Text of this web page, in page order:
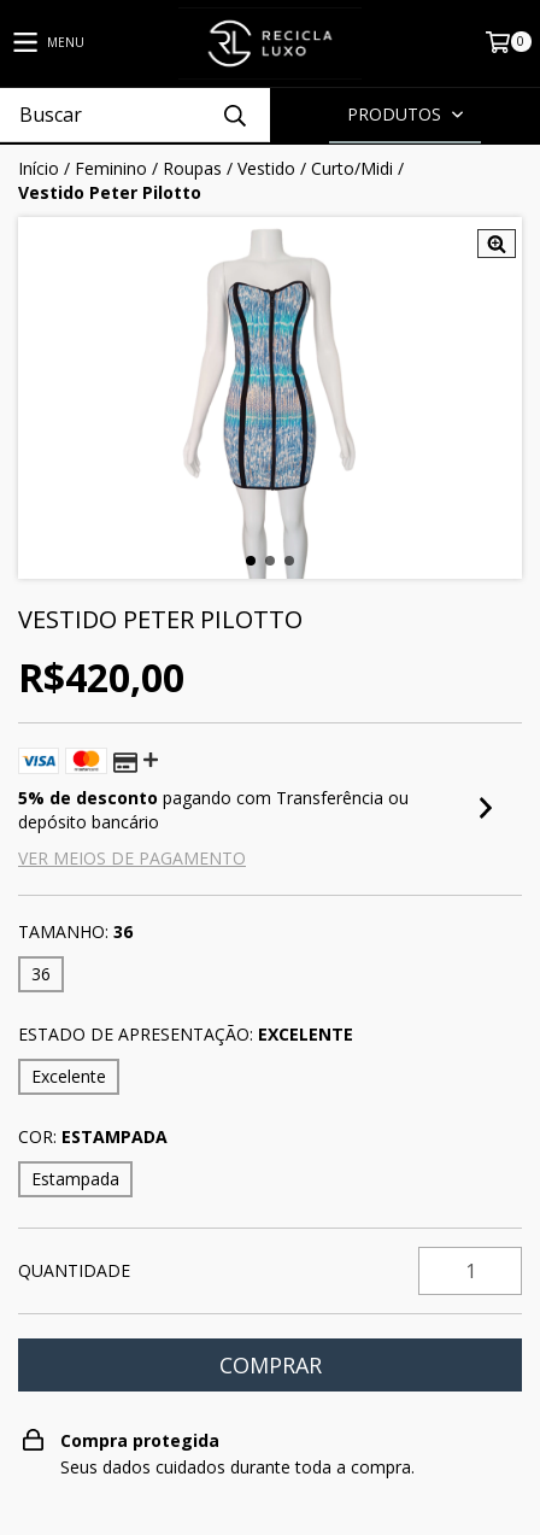
MENU 0
PRODUTOS
Início / Feminino / Roupas / Vestido / Curto/Midi /
Vestido Peter Pilotto
VESTIDO PETER PILOTTO
R$420,00
5% de desconto pagando com Transferência ou
depósito bancário
VER MEIOS DE PAGAMENTO
TAMANHO: 36
36
ESTADO DE APRESENTAÇÃO: EXCELENTE
Excelente
COR: ESTAMPADA
Estampada
QUANTIDADE
Compra protegida
Seus dados cuidados durante toda a compra.